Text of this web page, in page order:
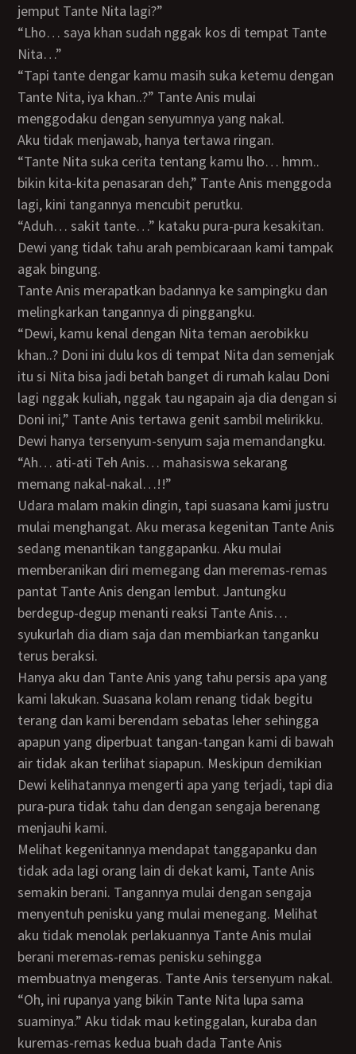
jemput Tante Nita lagi?”
“Lho… saya khan sudah nggak kos di tempat Tante
Nita…”
“Tapi tante dengar kamu masih suka ketemu dengan
Tante Nita, iya khan..?” Tante Anis mulai
menggodaku dengan senyumnya yang nakal.
Aku tidak menjawab, hanya tertawa ringan.
“Tante Nita suka cerita tentang kamu lho… hmm..
bikin kita-kita penasaran deh,” Tante Anis menggoda
lagi, kini tangannya mencubit perutku.
“Aduh… sakit tante…” kataku pura-pura kesakitan.
Dewi yang tidak tahu arah pembicaraan kami tampak
agak bingung.
Tante Anis merapatkan badannya ke sampingku dan
melingkarkan tangannya di pinggangku.
“Dewi, kamu kenal dengan Nita teman aerobikku
khan..? Doni ini dulu kos di tempat Nita dan semenjak
itu si Nita bisa jadi betah banget di rumah kalau Doni
lagi nggak kuliah, nggak tau ngapain aja dia dengan si
Doni ini,” Tante Anis tertawa genit sambil melirikku.
Dewi hanya tersenyum-senyum saja memandangku.
“Ah… ati-ati Teh Anis… mahasiswa sekarang
memang nakal-nakal…!!”
Udara malam makin dingin, tapi suasana kami justru
mulai menghangat. Aku merasa kegenitan Tante Anis
sedang menantikan tanggapanku. Aku mulai
memberanikan diri memegang dan meremas-remas
pantat Tante Anis dengan lembut. Jantungku
berdegup-degup menanti reaksi Tante Anis…
syukurlah dia diam saja dan membiarkan tanganku
terus beraksi.
Hanya aku dan Tante Anis yang tahu persis apa yang
kami lakukan. Suasana kolam renang tidak begitu
terang dan kami berendam sebatas leher sehingga
apapun yang diperbuat tangan-tangan kami di bawah
air tidak akan terlihat siapapun. Meskipun demikian
Dewi kelihatannya mengerti apa yang terjadi, tapi dia
pura-pura tidak tahu dan dengan sengaja berenang
menjauhi kami.
Melihat kegenitannya mendapat tanggapanku dan
tidak ada lagi orang lain di dekat kami, Tante Anis
semakin berani. Tangannya mulai dengan sengaja
menyentuh penisku yang mulai menegang. Melihat
aku tidak menolak perlakuannya Tante Anis mulai
berani meremas-remas penisku sehingga
membuatnya mengeras. Tante Anis tersenyum nakal.
“Oh, ini rupanya yang bikin Tante Nita lupa sama
suaminya.” Aku tidak mau ketinggalan, kuraba dan
kuremas-remas kedua buah dada Tante Anis